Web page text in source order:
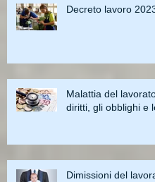
Decreto lavoro
Malattia del
diritti, gli obblighi e
Dimissioni del